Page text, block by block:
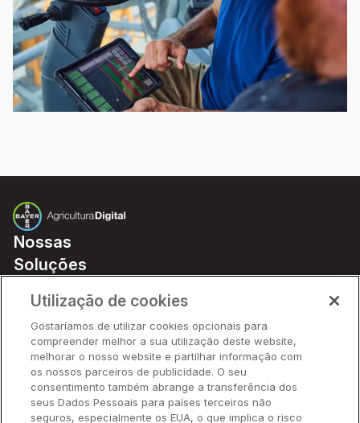
Nossas
Soluções
Parceiros
Hardware
Ajuda Rápida
Recursos
Utilização de cookies
Gostaríamos de utilizar cookies opcionais para
compreender melhor a sua utilização deste website,
melhorar o nosso website e partilhar informação com
os nossos parceiros de publicidade. O seu
consentimento também abrange a transferência dos
seus Dados Pessoais para países terceiros não
seguros, especialmente os EUA, o que implica o risco